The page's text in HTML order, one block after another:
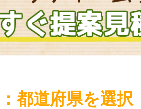
都道府県を選択